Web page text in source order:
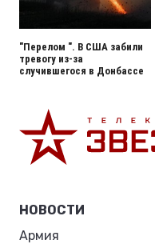
"Перелом ". В США забили
тревогу из-за
случившегося в Донбассе
НОВОСТИ
Армия